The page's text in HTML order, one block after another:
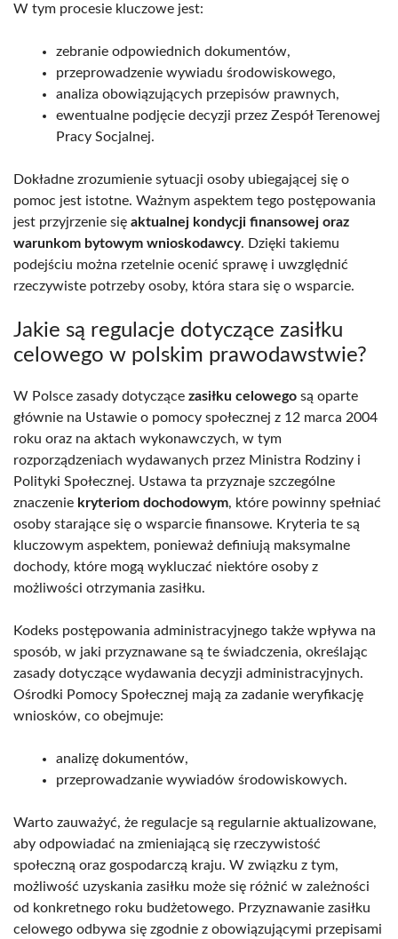
W tym procesie kluczowe jest:
zebranie odpowiednich dokumentów,
przeprowadzenie wywiadu środowiskowego,
analiza obowiązujących przepisów prawnych,
ewentualne podjęcie decyzji przez Zespół Terenowej
Pracy Socjalnej.
Dokładne zrozumienie sytuacji osoby ubiegającej się o
pomoc jest istotne. Ważnym aspektem tego postępowania
jest przyjrzenie się aktualnej kondycji finansowej oraz
warunkom bytowym wnioskodawcy. Dzięki takiemu
podejściu można rzetelnie ocenić sprawę i uwzględnić
rzeczywiste potrzeby osoby, która stara się o wsparcie.
Jakie są regulacje dotyczące zasiłku
celowego w polskim prawodawstwie?
W Polsce zasady dotyczące zasiłku celowego są oparte
głównie na Ustawie o pomocy społecznej z 12 marca 2004
roku oraz na aktach wykonawczych, w tym
rozporządzeniach wydawanych przez Ministra Rodziny i
Polityki Społecznej. Ustawa ta przyznaje szczególne
znaczenie kryteriom dochodowym, które powinny spełniać
osoby starające się o wsparcie finansowe. Kryteria te są
kluczowym aspektem, ponieważ definiują maksymalne
dochody, które mogą wykluczać niektóre osoby z
możliwości otrzymania zasiłku.
Kodeks postępowania administracyjnego także wpływa na
sposób, w jaki przyznawane są te świadczenia, określając
zasady dotyczące wydawania decyzji administracyjnych.
Ośrodki Pomocy Społecznej mają za zadanie weryfikację
wniosków, co obejmuje:
analizę dokumentów,
przeprowadzanie wywiadów środowiskowych.
Warto zauważyć, że regulacje są regularnie aktualizowane,
aby odpowiadać na zmieniającą się rzeczywistość
społeczną oraz gospodarczą kraju. W związku z tym,
możliwość uzyskania zasiłku może się różnić w zależności
od konkretnego roku budżetowego. Przyznawanie zasiłku
celowego odbywa się zgodnie z obowiązującymi przepisami